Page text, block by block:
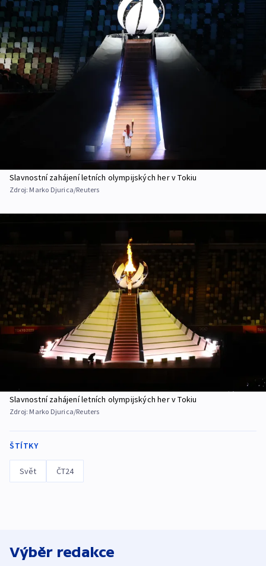
Slavnostní zahájení letních olympijských her v Tokiu
Zdroj: Marko Djurica/Reuters
Slavnostní zahájení letních olympijských her v Tokiu
Zdroj: Marko Djurica/Reuters
ŠTÍTKY
Svět ČT24
Výběr redakce